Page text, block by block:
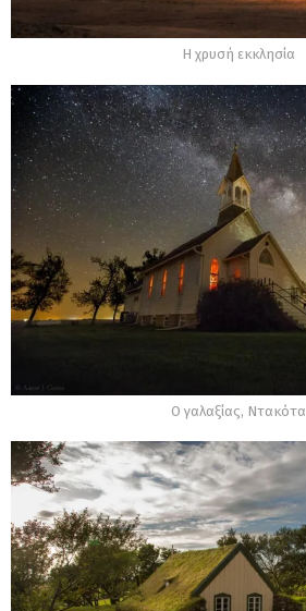
Η χρυσή εκκλησία
Ο γαλαξίας, Ντακότα